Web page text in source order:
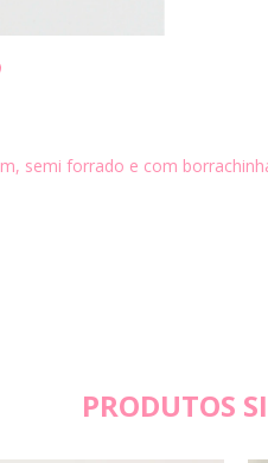
semi forrado e com
PRODUTOS